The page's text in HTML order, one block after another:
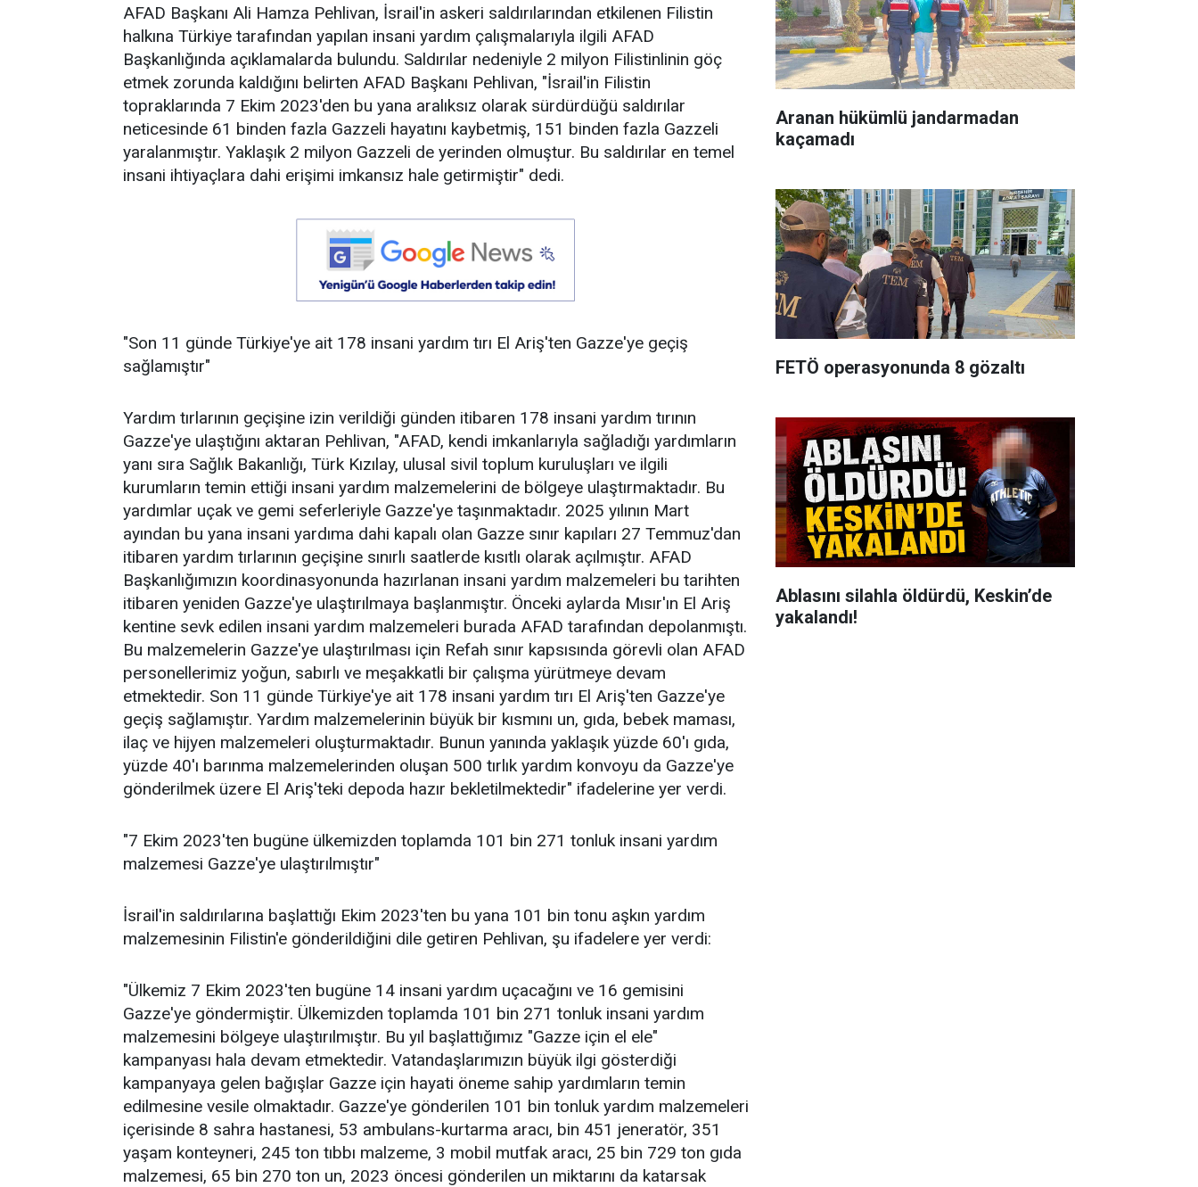
AFAD Başkanı Ali Hamza Pehlivan, İsrail'in askeri saldırılarından etkilenen Filistin
halkına Türkiye tarafından yapılan insani yardım çalışmalarıyla ilgili AFAD
Başkanlığında açıklamalarda bulundu. Saldırılar nedeniyle 2 milyon Filistinlinin göç
etmek zorunda kaldığını belirten AFAD Başkanı Pehlivan, "İsrail'in Filistin
topraklarında 7 Ekim 2023'den bu yana aralıksız olarak sürdürdüğü saldırılar
neticesinde 61 binden fazla Gazzeli hayatını kaybetmiş, 151 binden fazla Gazzeli
yaralanmıştır. Yaklaşık 2 milyon Gazzeli de yerinden olmuştur. Bu saldırılar en temel
insani ihtiyaçlara dahi erişimi imkansız hale getirmiştir" dedi.
"Son 11 günde Türkiye'ye ait 178 insani yardım tırı El Ariş'ten Gazze'ye geçiş
sağlamıştır"
Yardım tırlarının geçişine izin verildiği günden itibaren 178 insani yardım tırının
Gazze'ye ulaştığını aktaran Pehlivan, "AFAD, kendi imkanlarıyla sağladığı yardımların
yanı sıra Sağlık Bakanlığı, Türk Kızılay, ulusal sivil toplum kuruluşları ve ilgili
kurumların temin ettiği insani yardım malzemelerini de bölgeye ulaştırmaktadır. Bu
yardımlar uçak ve gemi seferleriyle Gazze'ye taşınmaktadır. 2025 yılının Mart
ayından bu yana insani yardıma dahi kapalı olan Gazze sınır kapıları 27 Temmuz'dan
itibaren yardım tırlarının geçişine sınırlı saatlerde kısıtlı olarak açılmıştır. AFAD
Başkanlığımızın koordinasyonunda hazırlanan insani yardım malzemeleri bu tarihten
itibaren yeniden Gazze'ye ulaştırılmaya başlanmıştır. Önceki aylarda Mısır'ın El Ariş
kentine sevk edilen insani yardım malzemeleri burada AFAD tarafından depolanmıştı.
Bu malzemelerin Gazze'ye ulaştırılması için Refah sınır kapsısında görevli olan AFAD
personellerimiz yoğun, sabırlı ve meşakkatli bir çalışma yürütmeye devam
etmektedir. Son 11 günde Türkiye'ye ait 178 insani yardım tırı El Ariş'ten Gazze'ye
geçiş sağlamıştır. Yardım malzemelerinin büyük bir kısmını un, gıda, bebek maması,
ilaç ve hijyen malzemeleri oluşturmaktadır. Bunun yanında yaklaşık yüzde 60'ı gıda,
yüzde 40'ı barınma malzemelerinden oluşan 500 tırlık yardım konvoyu da Gazze'ye
gönderilmek üzere El Ariş'teki depoda hazır bekletilmektedir" ifadelerine yer verdi.
"7 Ekim 2023'ten bugüne ülkemizden toplamda 101 bin 271 tonluk insani yardım
malzemesi Gazze'ye ulaştırılmıştır"
İsrail'in saldırılarına başlattığı Ekim 2023'ten bu yana 101 bin tonu aşkın yardım
malzemesinin Filistin'e gönderildiğini dile getiren Pehlivan, şu ifadelere yer verdi:
"Ülkemiz 7 Ekim 2023'ten bugüne 14 insani yardım uçacağını ve 16 gemisini
Gazze'ye göndermiştir. Ülkemizden toplamda 101 bin 271 tonluk insani yardım
malzemesini bölgeye ulaştırılmıştır. Bu yıl başlattığımız "Gazze için el ele"
kampanyası hala devam etmektedir. Vatandaşlarımızın büyük ilgi gösterdiği
kampanyaya gelen bağışlar Gazze için hayati öneme sahip yardımların temin
edilmesine vesile olmaktadır. Gazze'ye gönderilen 101 bin tonluk yardım malzemeleri
içerisinde 8 sahra hastanesi, 53 ambulans-kurtarma aracı, bin 451 jeneratör, 351
yaşam konteyneri, 245 ton tıbbı malzeme, 3 mobil mutfak aracı, 25 bin 729 ton gıda
malzemesi, 65 bin 270 ton un, 2023 öncesi gönderilen un miktarını da katarsak
Aranan hükümlü jandarmadan
kaçamadı
FETÖ operasyonunda 8 gözaltı
Ablasını silahla öldürdü, Keskin’de
yakalandı!